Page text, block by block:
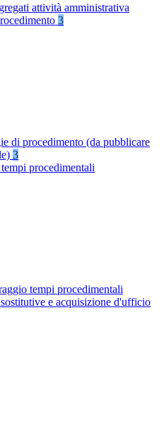
attività amministrativa
3
di procedimento (da pubblicare
3
procedimentali
tempi procedimentali
e acquisizione d'ufficio